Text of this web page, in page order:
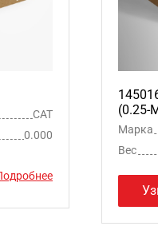
CAT
0.000
(0.25-
Марка
Вес